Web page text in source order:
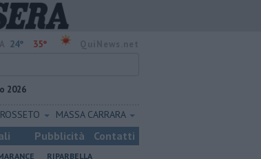
24° 35°
2026
MASSA CARRARA
Pubblicità Contatti
RIPARBELLA